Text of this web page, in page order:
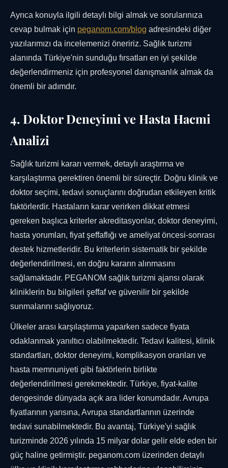
Ayrıca konuyla ilgili detaylı bilgi almak ve sorularınıza
cevap bulmak için peganom.com/blog adresindeki diğer
yazılarımızı da incelemenizi öneririz. Sağlık turizmi
alanında Türkiye'nin sunduğu fırsatları en iyi şekilde
değerlendirmeniz için profesyonel danışmanlık almak da
önemli bir adımdır.
4. Doktor Deneyimi ve Hasta Hacmi
Analizi
Sağlık turizmi kararı vermek, detaylı araştırma ve
karşılaştırma gerektiren önemli bir süreçtir. Doğru klinik ve
doktor seçimi, tedavi sonuçlarını doğrudan etkileyen kritik
faktörlerdir. Hastaların karar verirken dikkat etmesi
gereken başlıca kriterler akreditasyonlar, doktor deneyimi,
hasta yorumları, fiyat şeffaflığı ve ameliyat öncesi-sonrası
destek hizmetleridir. Bu kriterlerin sistematik bir şekilde
değerlendirilmesi, en doğru kararın alınmasını
sağlamaktadır. PEGANOM sağlık turizmi ajansı olarak
kliniklerin bu bilgileri şeffaf ve güvenilir bir şekilde
sunmalarını sağlıyoruz.
Ülkeler arası karşılaştırma yaparken sadece fiyata
odaklanmak yanıltıcı olabilmektedir. Tedavi kalitesi, klinik
standartları, doktor deneyimi, komplikasyon oranları ve
hasta memnuniyeti gibi faktörlerin birlikte
değerlendirilmesi gerekmektedir. Türkiye, fiyat-kalite
dengesinde dünyada açık ara lider konumdadır. Avrupa
fiyatlarının yarısına, Avrupa standartlarının üzerinde
tedavi sunabilmektedir. Bu avantaj, Türkiye'yi sağlık
turizminde 2026 yılında 15 milyar dolar gelir elde eden bir
güç haline getirmiştir. peganom.com üzerinden detaylı